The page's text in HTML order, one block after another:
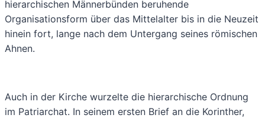
hierarchischen Männerbünden beruhende
Organisationsform über das Mittelalter bis in die Neuzeit
hinein fort, lange nach dem Untergang seines römischen
Ahnen.
Auch in der Kirche wurzelte die hierarchische Ordnung
im Patriarchat. In seinem ersten Brief an die Korinther,